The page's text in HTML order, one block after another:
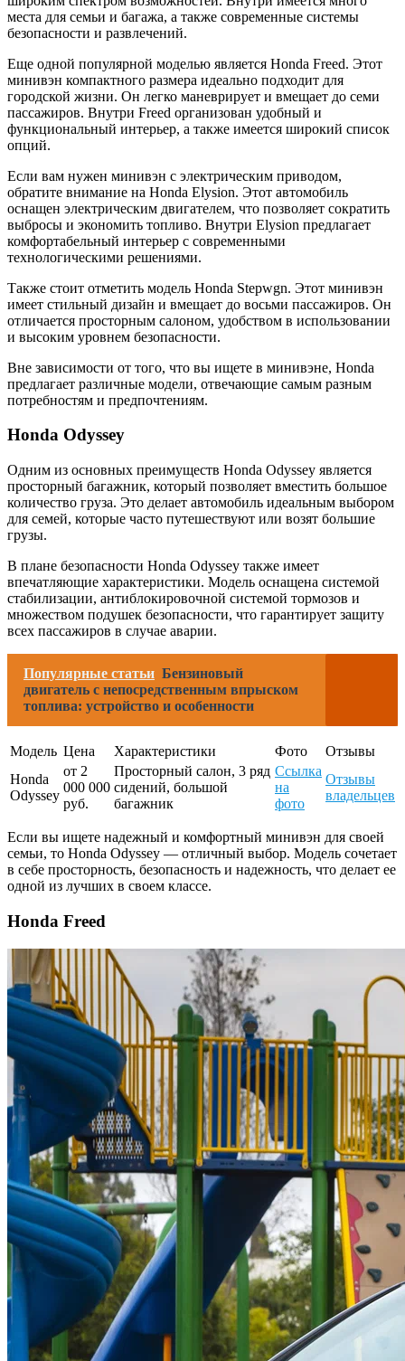
места для семьи и багажа, а также современные системы
безопасности и развлечений.
Еще одной популярной моделью является Honda Freed. Этот
минивэн компактного размера идеально подходит для
городской жизни. Он легко маневрирует и вмещает до семи
пассажиров. Внутри Freed организован удобный и
функциональный интерьер, а также имеется широкий список
опций.
Если вам нужен минивэн с электрическим приводом,
обратите внимание на Honda Elysion. Этот автомобиль
оснащен электрическим двигателем, что позволяет сократить
выбросы и экономить топливо. Внутри Elysion предлагает
комфортабельный интерьер с современными
технологическими решениями.
Также стоит отметить модель Honda Stepwgn. Этот минивэн
имеет стильный дизайн и вмещает до восьми пассажиров. Он
отличается просторным салоном, удобством в использовании
и высоким уровнем безопасности.
Вне зависимости от того, что вы ищете в минивэне, Honda
предлагает различные модели, отвечающие самым разным
потребностям и предпочтениям.
Honda Odyssey
Одним из основных преимуществ Honda Odyssey является
просторный багажник, который позволяет вместить большое
количество груза. Это делает автомобиль идеальным выбором
для семей, которые часто путешествуют или возят большие
грузы.
В плане безопасности Honda Odyssey также имеет
впечатляющие характеристики. Модель оснащена системой
стабилизации, антиблокировочной системой тормозов и
множеством подушек безопасности, что гарантирует защиту
всех пассажиров в случае аварии.
Популярные статьи Бензиновый
двигатель с непосредственным впрыском
топлива: устройство и особенности
Модель Цена Характеристики Фото
Отзывы
Honda
Odyssey
от 2
000 000
руб.
Просторный салон, 3 ряд
сидений, большой
багажник
Ссылка
на
фото
Отзывы
владельцев
Если вы ищете надежный и комфортный минивэн для своей
семьи, то Honda Odyssey — отличный выбор. Модель сочетает
в себе просторность, безопасность и надежность, что делает ее
одной из лучших в своем классе.
Honda Freed